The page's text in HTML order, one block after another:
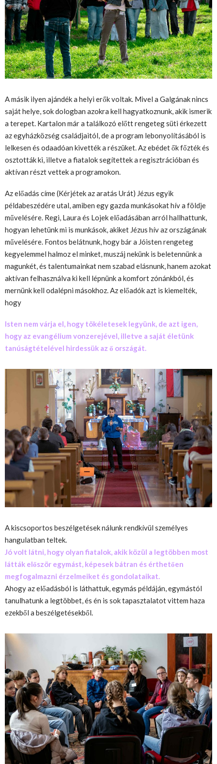
A másik ilyen ajándék a helyi erők voltak. Mivel a Galgának nincs
saját helye, sok dologban azokra kell hagyatkoznunk, akik ismerik
a terepet. Kartalon már a találkozó előtt rengetegsüti érkezett
az egyházközség családjaitól, de a program lebonyolításából is
lelkesen és odaadóan kivették a részüket. Az ebédet ők főzték és
osztották ki, illetve a fiatalok segítettek a regisztrációban és
aktívan részt vetteka programokon.
Az előadás címe (Kérjétek az aratás Urát) Jézus egyik
példabeszédére utal, amiben egy gazda munkásokat hív a földje
művelésére. Regi, Laura és Lojekelőadásában arról hallhattunk,
hogyan lehetünk mi is munkások, akiket Jézus hív az országának
művelésére. Fontos belátnunk, hogy bár a Jóisten rengeteg
kegyelemmel halmoz el minket, muszáj nekünk is beletennünk a
magunkét, és talentumainkat nem szabad elásnunk, hanem azokat
aktívan felhasználva ki kell lépnünka komfort zónánkból, és
mernünk kell odalépni másokhoz. Az előadók azt is kiemelték,
hogy
Isten nem várja el, hogy tökéletesek legyünk, de azt igen,
hogy az evangélium vonzerejével , illetve a saját életünk
tanúságtételével hirdessük az ő országát.
A kiscsoportos beszélgetések nálunk rendkívül személyes
hangulatban teltek.
Jó volt látni, hogy olyan fiatalok, akik közül a legtöbben most
látták először egymást, képesek bátran és érthetően
megfogalmazni érzelmeiket és gondolataikat.
Ahogy az előadásból is láthattuk, egymás példáján, egymástól
tanulhatunk a legtöbbet, és én is sok tapasztalatot vittem haza
ezekből a beszélgetésekből.